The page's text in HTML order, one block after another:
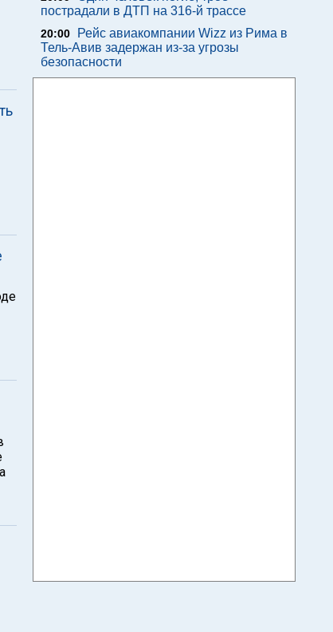
пострадали в ДТП на 316-й трассе
20:00
Рейс авиакомпании Wizz из Рима в
Тель-Авив задержан из-за угрозы
безопасности